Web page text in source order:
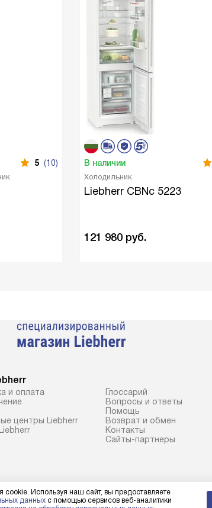
5 (10) В наличии
Холодильник
Liebherr CBNc 5223
121 980 руб.
и оплата
центры Liebherr
Глоссарий
Вопросы и ответы
Помощь
Возврат и обмен
Контакты
Сайты-партнеры
cookie. Используя наш сайт, вы предоставляете
данных с помощью сервисов веб-аналитики